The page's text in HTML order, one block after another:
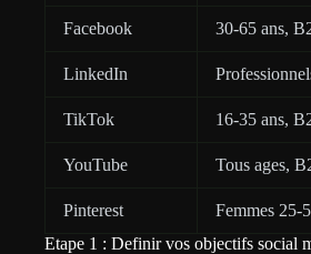
Facebook 30-65 ans,
LinkedIn
TikTok 16-35 ans,
YouTube Tous ages,
Pinterest Femmes 25-
Etape 1 : Definir vos objectifs social